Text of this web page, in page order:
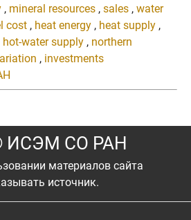
, mineral resources , sales , water
cost , heat energy , heat supply ,
hot-water supply , northern
, investments
ИСЭМ СО РАН
материалов сайта
источник.